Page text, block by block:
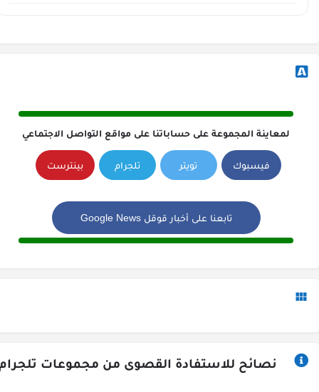
لمعاينة المجموعة على حساباتنا على مواقع التواصل الاجتماعي
فيسبوك تويتر تلجرام بينترست
تابعنا على أخبار قوقل Google News
نصائح للاستفادة القصوى من مجموعات